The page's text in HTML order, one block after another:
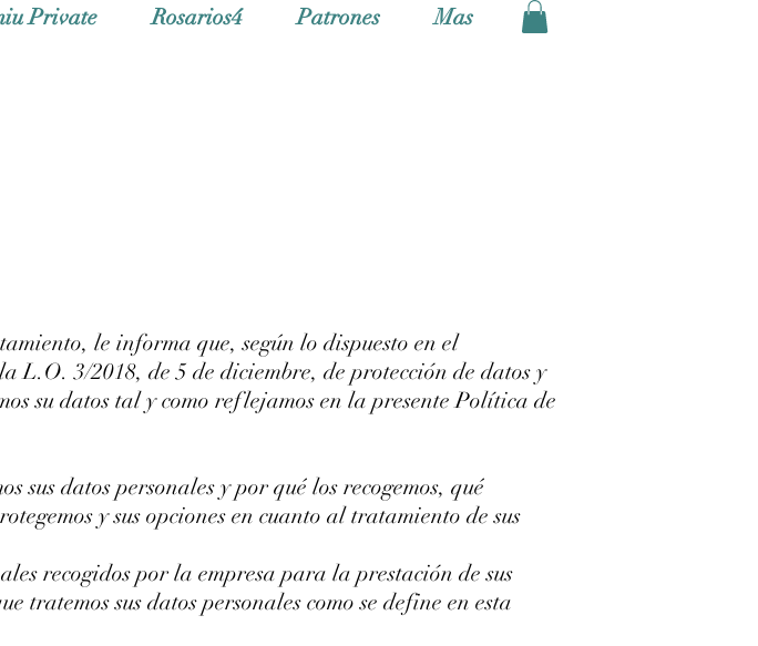
Private Rosarios4 Patrones Mas
le informa que, según lo dispuesto en el
L.O. 3/2018, de 5 de diciembre, de protección de datos y
su datos tal y como reflejamos en la presente Política de
sus datos personales y por qué los recogemos, qué
y sus opciones en cuanto al tratamiento de sus
recogidos por la empresa para la prestación de sus
tratemos sus datos personales como se define en esta